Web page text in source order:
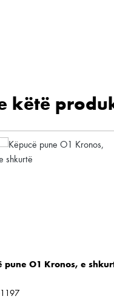
këtë
pune O1 Kronos, e
1197